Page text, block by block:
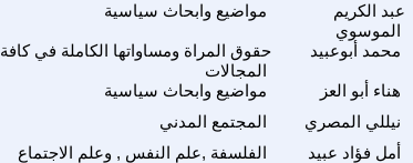
مواضيع وابحاث سياسية
عبد الكريم
الموسوي
حقوق المراة ومساواتها الكاملة في كافة
المجالات
محمد أبوعبيد
مواضيع وابحاث سياسية هناء أبو العز
المجتمع المدني
نيللي المصري
الفلسفة ,علم النفس , وعلم الاجتماع
أمل فؤاد عبيد